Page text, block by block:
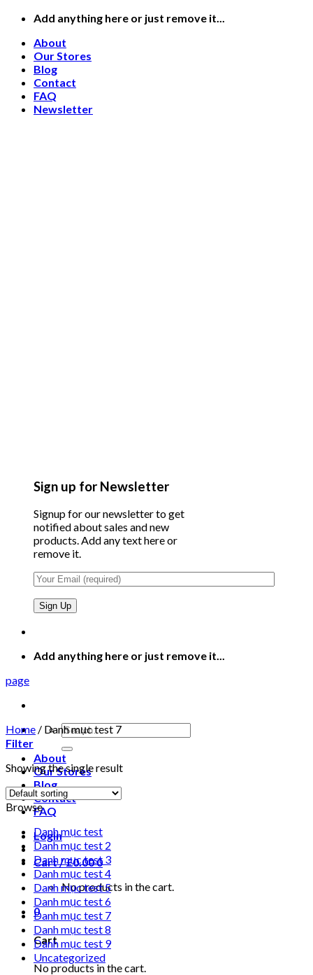
Skip
content
Add anything here or just remove it...
About
Our Stores
Blog
Contact
FAQ
Newsletter
Sign up for Newsletter
Signup for our newsletter to get
notified about sales and new
products. Add any text here or
remove it.
Add anything here or just remove it...
page
Search
for:
About
Our Stores
Blog
Contact
FAQ
Login
Cart /£0.000
No products in the cart.
0
Cart
No products in the cart.
Home / Danh mục test 7
Filter
Showing the single result
Browse
Danh mục test
Danh mục test 2
Danh mục test 3
Danh mục test 4
Danh mục test 5
Danh mục test 6
Danh mục test 7
Danh mục test 8
Danh mục test 9
Uncategorized